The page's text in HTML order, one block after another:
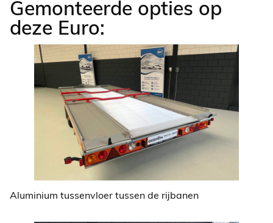
Gemonteerde opties op
deze Euro:
Aluminium tussenvloer tussen de rijbanen